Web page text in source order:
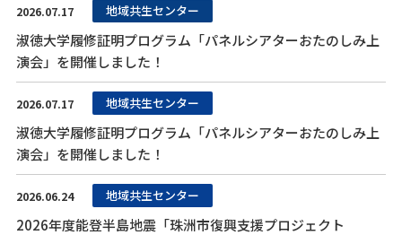
2026.07.17 地域共生センター
淑徳大学履修証明プログラム「パネルシアターおたのしみ上
演会」を開催しました！
2026.07.17 地域共生センター
淑徳大学履修証明プログラム「パネルシアターおたのしみ上
演会」を開催しました！
2026.06.24 地域共生センター
2026年度能登半島地震「珠洲市復興支援プロジェクト